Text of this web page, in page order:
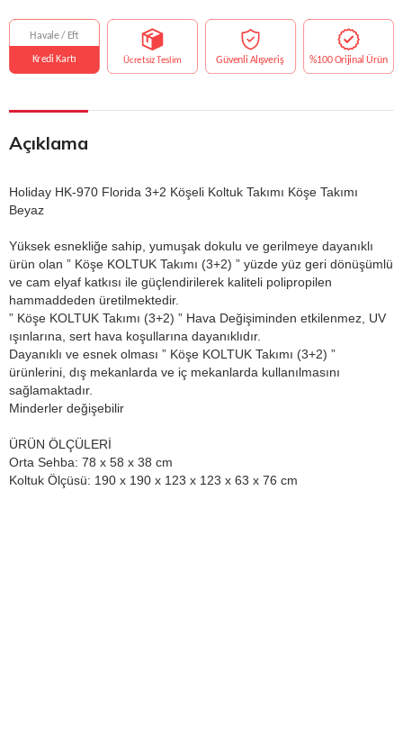
Açıklama
Holiday HK-970 Florida 3+2 Köşeli Koltuk Takımı Köşe Takımı
Beyaz
Yüksek esnekliğe sahip, yumuşak dokulu ve gerilmeye dayanıklı
ürün olan ” Köşe KOLTUK Takımı (3+2) ” yüzde yüz geri dönüşümlü
ve cam elyaf katkısı ile güçlendirilerek kaliteli polipropilen
hammaddeden üretilmektedir.
” Köşe KOLTUK Takımı (3+2) ” Hava Değişiminden etkilenmez, UV
ışınlarına, sert hava koşullarına dayanıklıdır.
Dayanıklı ve esnek olması ” Köşe KOLTUK Takımı (3+2) ”
ürünlerini, dış mekanlarda ve iç mekanlarda kullanılmasını
sağlamaktadır.
Minderler değişebilir
ÜRÜN ÖLÇÜLERİ
Orta Sehba: 78 x 58 x 38 cm
Koltuk Ölçüsü: 190 x 190 x 123 x 123 x 63 x 76 cm